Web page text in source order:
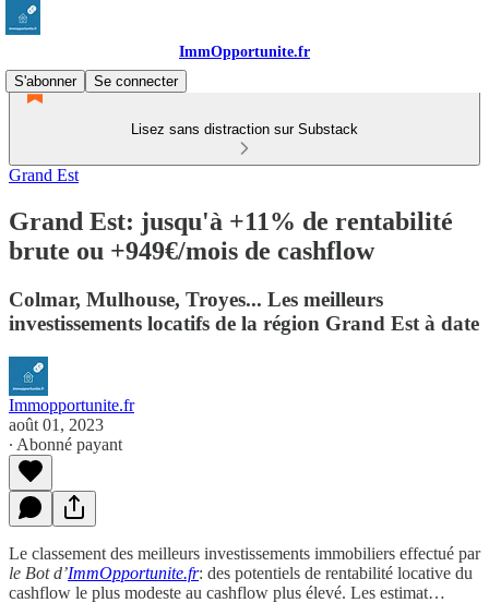
ImmOpportunite.fr
S'abonner
Se connecter
Lisez sans distraction sur Substack
Grand Est
Grand Est: jusqu'à +11% de rentabilité
brute ou +949€/mois de cashflow
Colmar, Mulhouse, Troyes... Les meilleurs
investissements locatifs de la région Grand Est à date
Immopportunite.fr
août 01, 2023
∙ Abonné payant
Le classement des meilleurs investissements immobiliers effectué par
le Bot d’ImmOpportunite.fr: des potentiels de rentabilité locative du
cashflow le plus modeste au cashflow plus élevé. Les estimat…